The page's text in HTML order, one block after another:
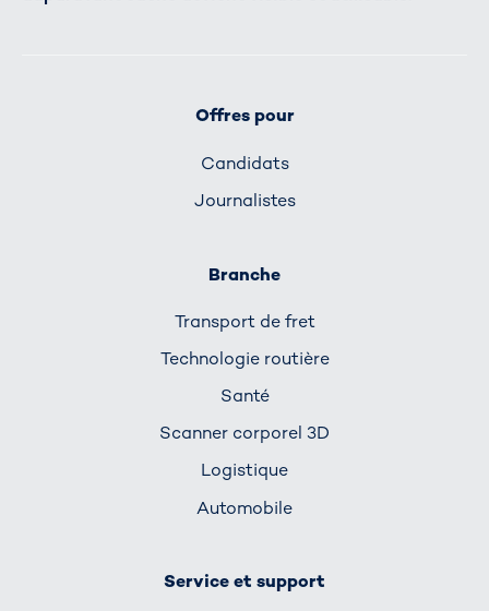
Offres pour
Candidats
Journalistes
Branche
Transport de fret
Technologie routière
Santé
Scanner corporel 3D
Logistique
Automobile
Service et support